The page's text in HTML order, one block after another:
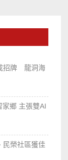
招牌 龍洞海
家鄉 主張雙AI
榮社區獲佳